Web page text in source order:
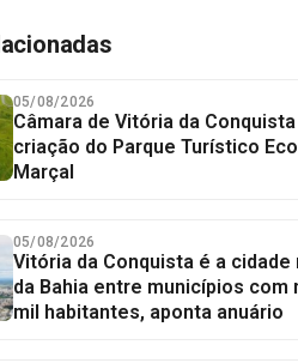
05/08/2026
Câmara de Vitória da
criação do Parque Turístico
Marçal
05/08/2026
Vitória da Conquista é a
da Bahia entre municípios com
mil habitantes, aponta anuário